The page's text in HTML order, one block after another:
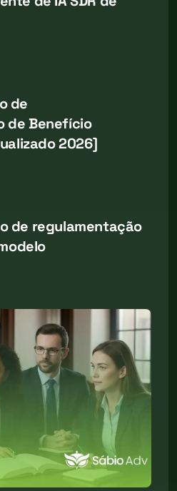
de
de Benefício
2026]
de regulamentação